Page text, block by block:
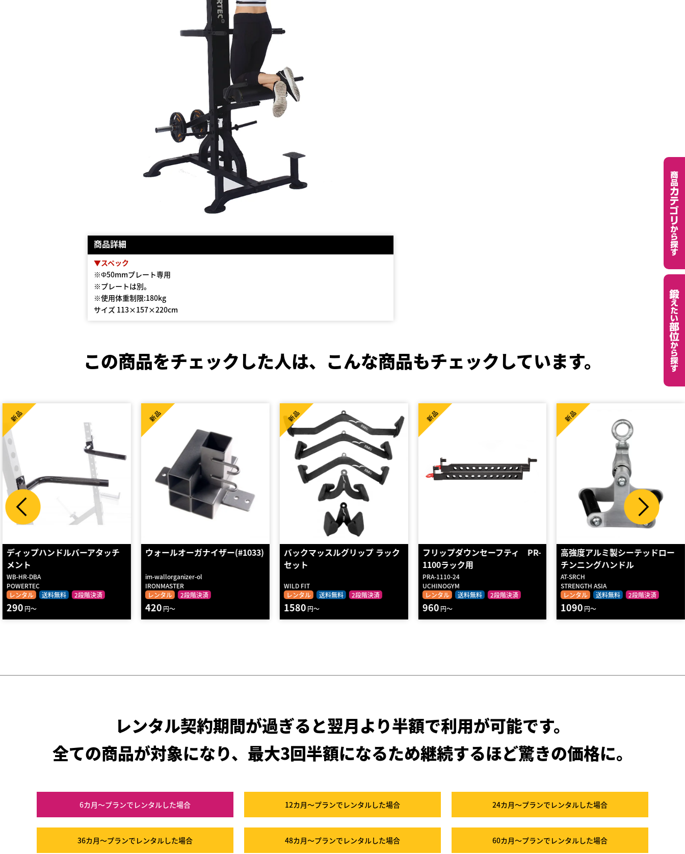
商品詳細
▼スペック
※Φ50mmプレート専用
※プレートは別。
※使用体重制限:180kg
サイズ 113×157×220cm
この商品をチェックした人は、 こんな商品もチェックしています。
ウォールオーガナイザー(#1033)
im-wallorganizer-ol
IRONMASTER
レンタル
2段階決済
新品
420円～
バックマッスルグリップ ラック
WILD FIT
レンタル
送料無料
新品
1580円～
フリップダウンセーフティ PR-
1100ラック用
UCHINOGYM
レンタル
送料無料 2段階決済
新品
960円～
高強度アルミ製シーテッドロー
チンニングハンドル
AT-SRCH
STRENGTH ASIA
レンタル
送料無料 2段階決済
新品
1090円～
IM2000用アタッチメント 「チ
ェーンフライキ…
im_cfk
IRONMASTER
レンタル
2段階決済
新品
730円～
レンタル契約期間が過ぎると翌月より半額で利用が可能です。
全ての商品が対象になり、最大3回半額になるため継続するほど驚きの価格に。
6カ月～プランでレンタルした場合 12カ月～プランでレンタルした場合 24カ月～プランでレンタルした場合
36カ月～プランでレンタルした場合 48カ月～プランでレンタルした場合 60カ月～プランでレンタルした場合